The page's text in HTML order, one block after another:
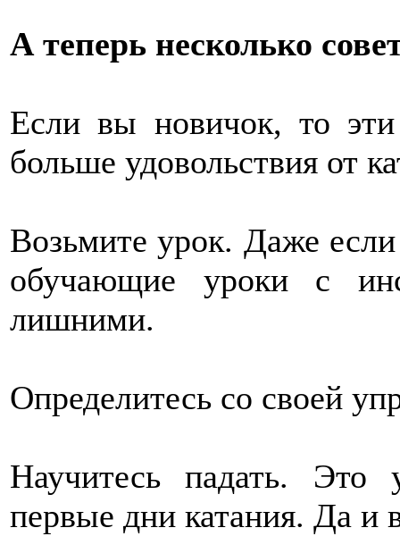
А теперь несколько
Если вы новичок, то
больше удовольствия от
Возьмите урок. Даже
обучающие уроки с
лишними.
Определитесь со своей
Научитесь падать.
первые дни катания. Да и